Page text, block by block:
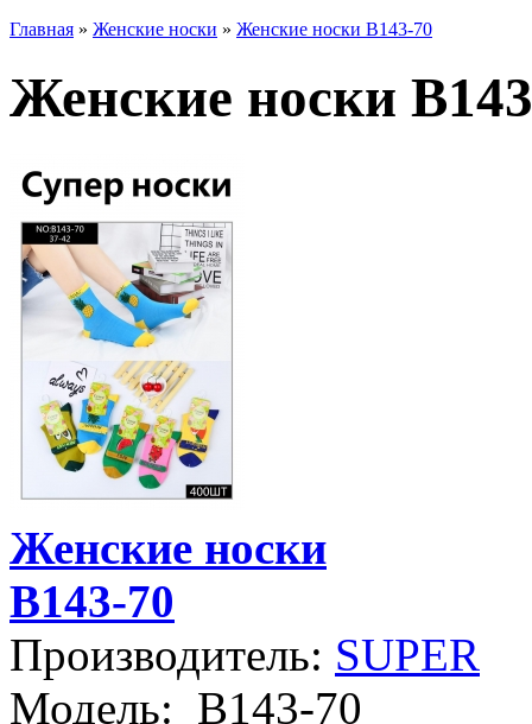
Главная » Женские носки » Женские носки B143-70
Женские носки
Женские носки
B143-70
Производитель: SUPER
Модель: B143-70